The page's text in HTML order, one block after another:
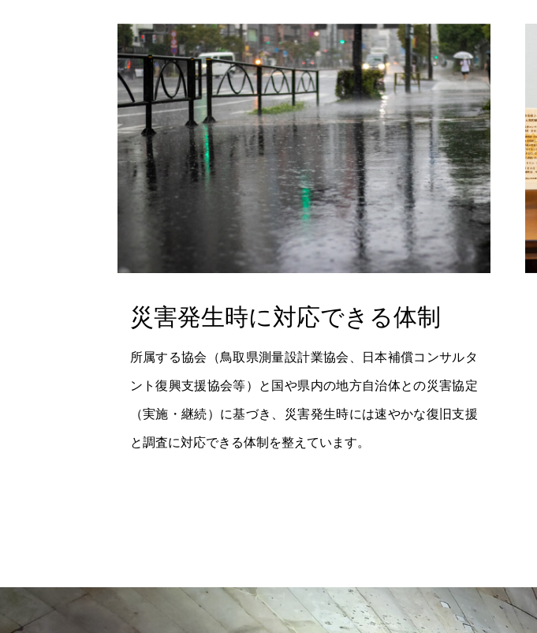
災害発生時に対応できる体制
所属する協会（鳥取県測量設計業協会、日本補償コンサルタ
ント復興支援協会等）と国や県内の地方自治体との災害協定
（実施・継続）に基づき、災害発生時には速やかな復旧支援
と調査に対応できる体制を整えています。